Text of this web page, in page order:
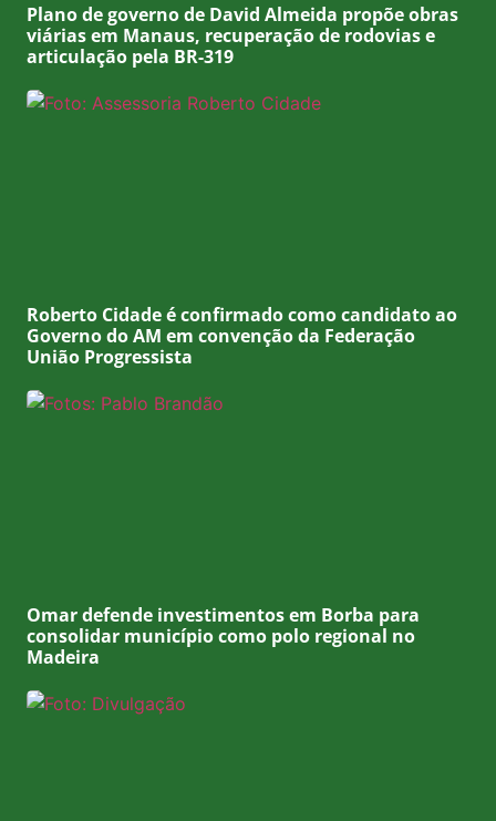
Plano de governo de David Almeida propõe obras
viárias em Manaus, recuperação de rodovias e
articulação pela BR-319
Roberto Cidade é confirmado como candidato ao
Governo do AM em convenção da Federação
União Progressista
Omar defende investimentos em Borba para
consolidar município como polo regional no
Madeira